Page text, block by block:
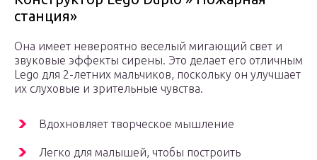
станция»
Она имеет невероятно веселый мигающий свет и
звуковые эффекты сирены. Это делает его отличным
Lego для 2-летних мальчиков, поскольку он улучшает
их слуховые и зрительные чувства.
Вдохновляет творческое мышление
Легко для малышей, чтобы построить